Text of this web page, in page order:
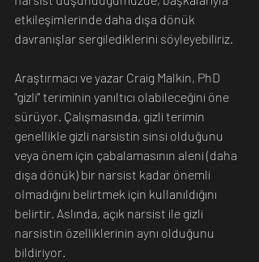
etkileşimlerinde daha dışa dönük
davranışlar sergilediklerini söyleyebiliriz.
Araştırmacı ve yazar Craig Malkin, PhD
"gizli" teriminin yanıltıcı olabileceğini öne
sürüyor. Çalışmasında, gizli terimin
genellikle gizli narsistin sinsi olduğunu
veya önem için çabalamasının aleni (daha
dışa dönük) bir narsist kadar önemli
olmadığını belirtmek için kullanıldığını
belirtir. Aslında, açık narsist ile gizli
narsistin özelliklerinin aynı olduğunu
bildiriyor.